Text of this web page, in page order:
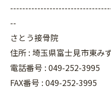
--
さとう接骨院
住所 : 埼玉県富士見市東み
電話番号 : 049-252-3995
FAX番号 : 049-252-3995